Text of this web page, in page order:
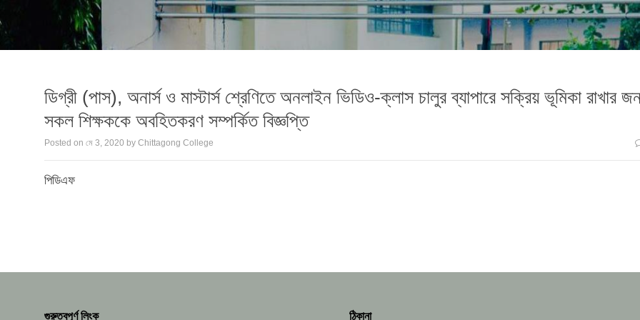
ডিগ্রী (পাস), অনার্স ও মাস্টার্স শ্রেণিতে অনলাইন ভিডিও-ক্লাস চালুর ব্যাপারে সক্রিয় ভূমিকা রাখার
সকল শিক্ষককে অবহিতকরণ সম্পর্কিত বিজ্ঞপ্তি
Posted on মে 3, 2020 by Chittagong College
পিডিএফ
গুরুত্বপূর্ণ লিংক ঠিকানা